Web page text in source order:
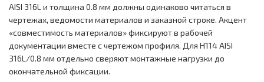
AISI 316L и толщина 0.8 мм должны одинаково читаться в
чертежах, ведомости материалов и заказной строке. Акцент
«совместимость материалов» фиксируют в рабочей
документации вместе с чертежом профиля. Для Н114 AISI
316L/0.8 мм отдельно сверяют монтажные нагрузки до
окончательной фиксации.